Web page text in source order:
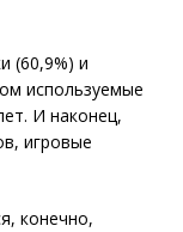
(60,9%) и
используемые
И наконец,
игровые
конечно,